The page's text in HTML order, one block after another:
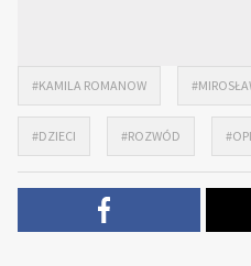
#KAMILA ROMANOW
#DZIECI #ROZWÓD